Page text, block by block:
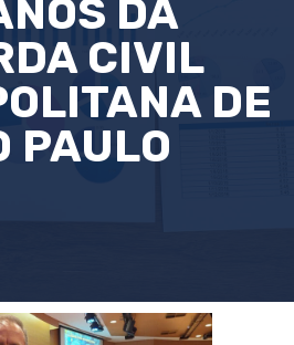
DA
CIVIL
DE
PAULO